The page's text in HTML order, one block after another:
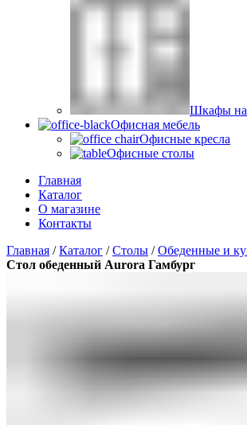
Шкафы на
Офисная мебель
Офисные кресла
Офисные столы
Главная
Каталог
О магазине
Контакты
Главная /Каталог /Столы /Обеденные и
Стол обеденный Aurora Гамбург